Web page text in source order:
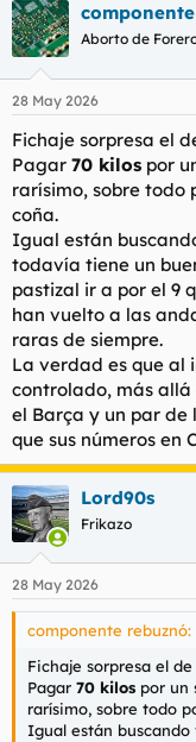
componente
Aborto de
28 May 2026
Fichaje sorpresa el
Pagar 70 kilos por
rarísimo, sobre todo
coña.
Igual están
todavía tiene un
pastizal ir a por el 9
han vuelto a las
raras de siempre.
La verdad es que al
controlado, más allá
el Barça y un par de
que sus números en
Lord90s
Frikazo
28 May 2026
componente rebuznó:
Fichaje sorpresa el
Pagar 70 kilos por un
rarísimo, sobre todo
Igual están